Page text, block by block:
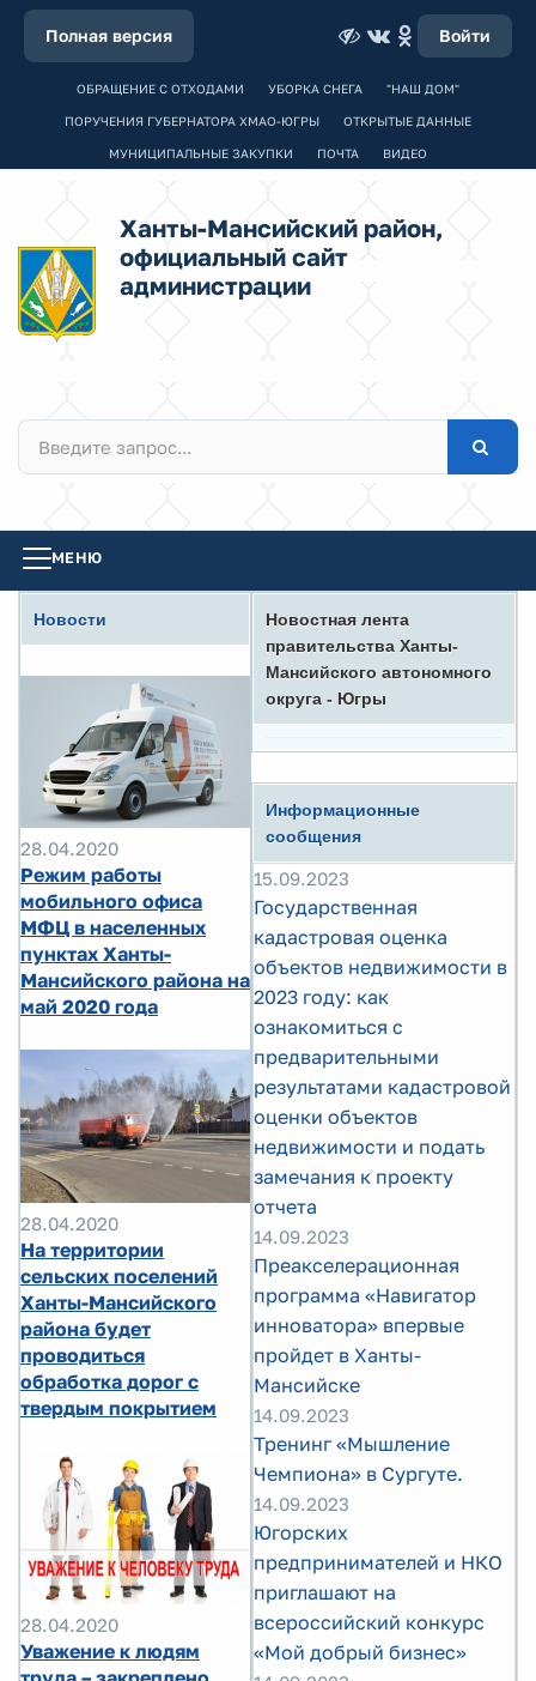
Полная версия Войти
ОБРАЩЕНИЕ С ОТХОДАМИ УБОРКА СНЕГА "НАШ ДОМ"
ПОРУЧЕНИЯ ГУБЕРНАТОРА ХМАО-ЮГРЫ ОТКРЫТЫЕ ДАННЫЕ
МУНИЦИПАЛЬНЫЕ ЗАКУПКИ ПОЧТА ВИДЕО
Ханты-Мансийский район,
официальный сайт
администрации
МЕНЮ
Новости
28.04.2020
Режим работы
мобильного офиса
МФЦ в населенных
пунктах Ханты-
Мансийского района на
май 2020 года
28.04.2020
На территории
сельских поселений
Ханты-Мансийского
района будет
проводиться
обработка дорог с
твердым покрытием
28.04.2020
Уважение к людям
Новостная лента
правительства Ханты-
Мансийского автономного
округа - Югры
Информационные
сообщения
15.09.2023
Государственная
кадастровая оценка
объектов недвижимости в
2023 году: как
ознакомиться с
предварительными
результатами кадастровой
оценки объектов
недвижимости и подать
замечания к проекту
отчета
14.09.2023
Преакселерационная
программа «Навигатор
инноватора» впервые
пройдет в Ханты-
Мансийске
14.09.2023
Тренинг «Мышление
Чемпиона» в Сургуте.
14.09.2023
Югорских
предпринимателей и НКО
приглашают на
всероссийский конкурс
«Мой добрый бизнес»